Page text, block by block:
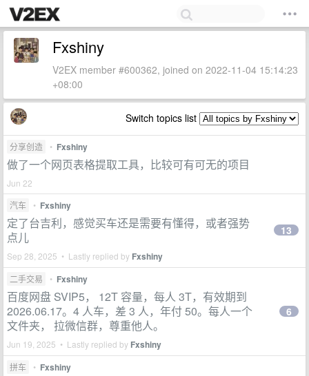
Fxshiny
V2EX member #600362, joined on 2022-11-04 15:14:23
+08:00
Switch topics list
分享创造 • Fxshiny
做了一个网页表格提取工具，比较可有可无的项目
Jun 22
汽车
• Fxshiny
定了台吉利，感觉买车还是需要有懂得，或者强势
点儿
Sep 28, 2025 • Lastly replied by Fxshiny
13
二手交易 • Fxshiny
百度网盘 SVIP5， 12T 容量，每人 3T，有效期到
2026.06.17。4 人车，差 3 人，年付 50。每人一个
文件夹， 拉微信群，尊重他人。
Jun 19, 2025 • Lastly replied by Fxshiny
6
拼车 • Fxshiny